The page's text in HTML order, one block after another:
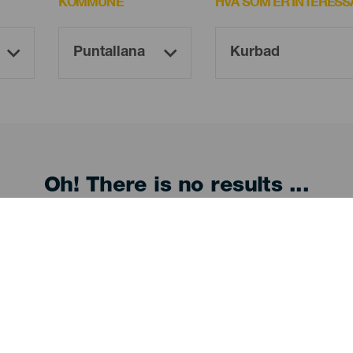
Oh! There is no results ...